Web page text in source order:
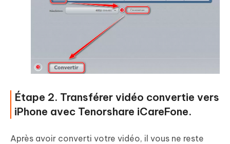
Étape 2. Transférer vidéo convertie vers
iPhone avec Tenorshare iCareFone.
Après avoir converti votre vidéo, il vous ne reste